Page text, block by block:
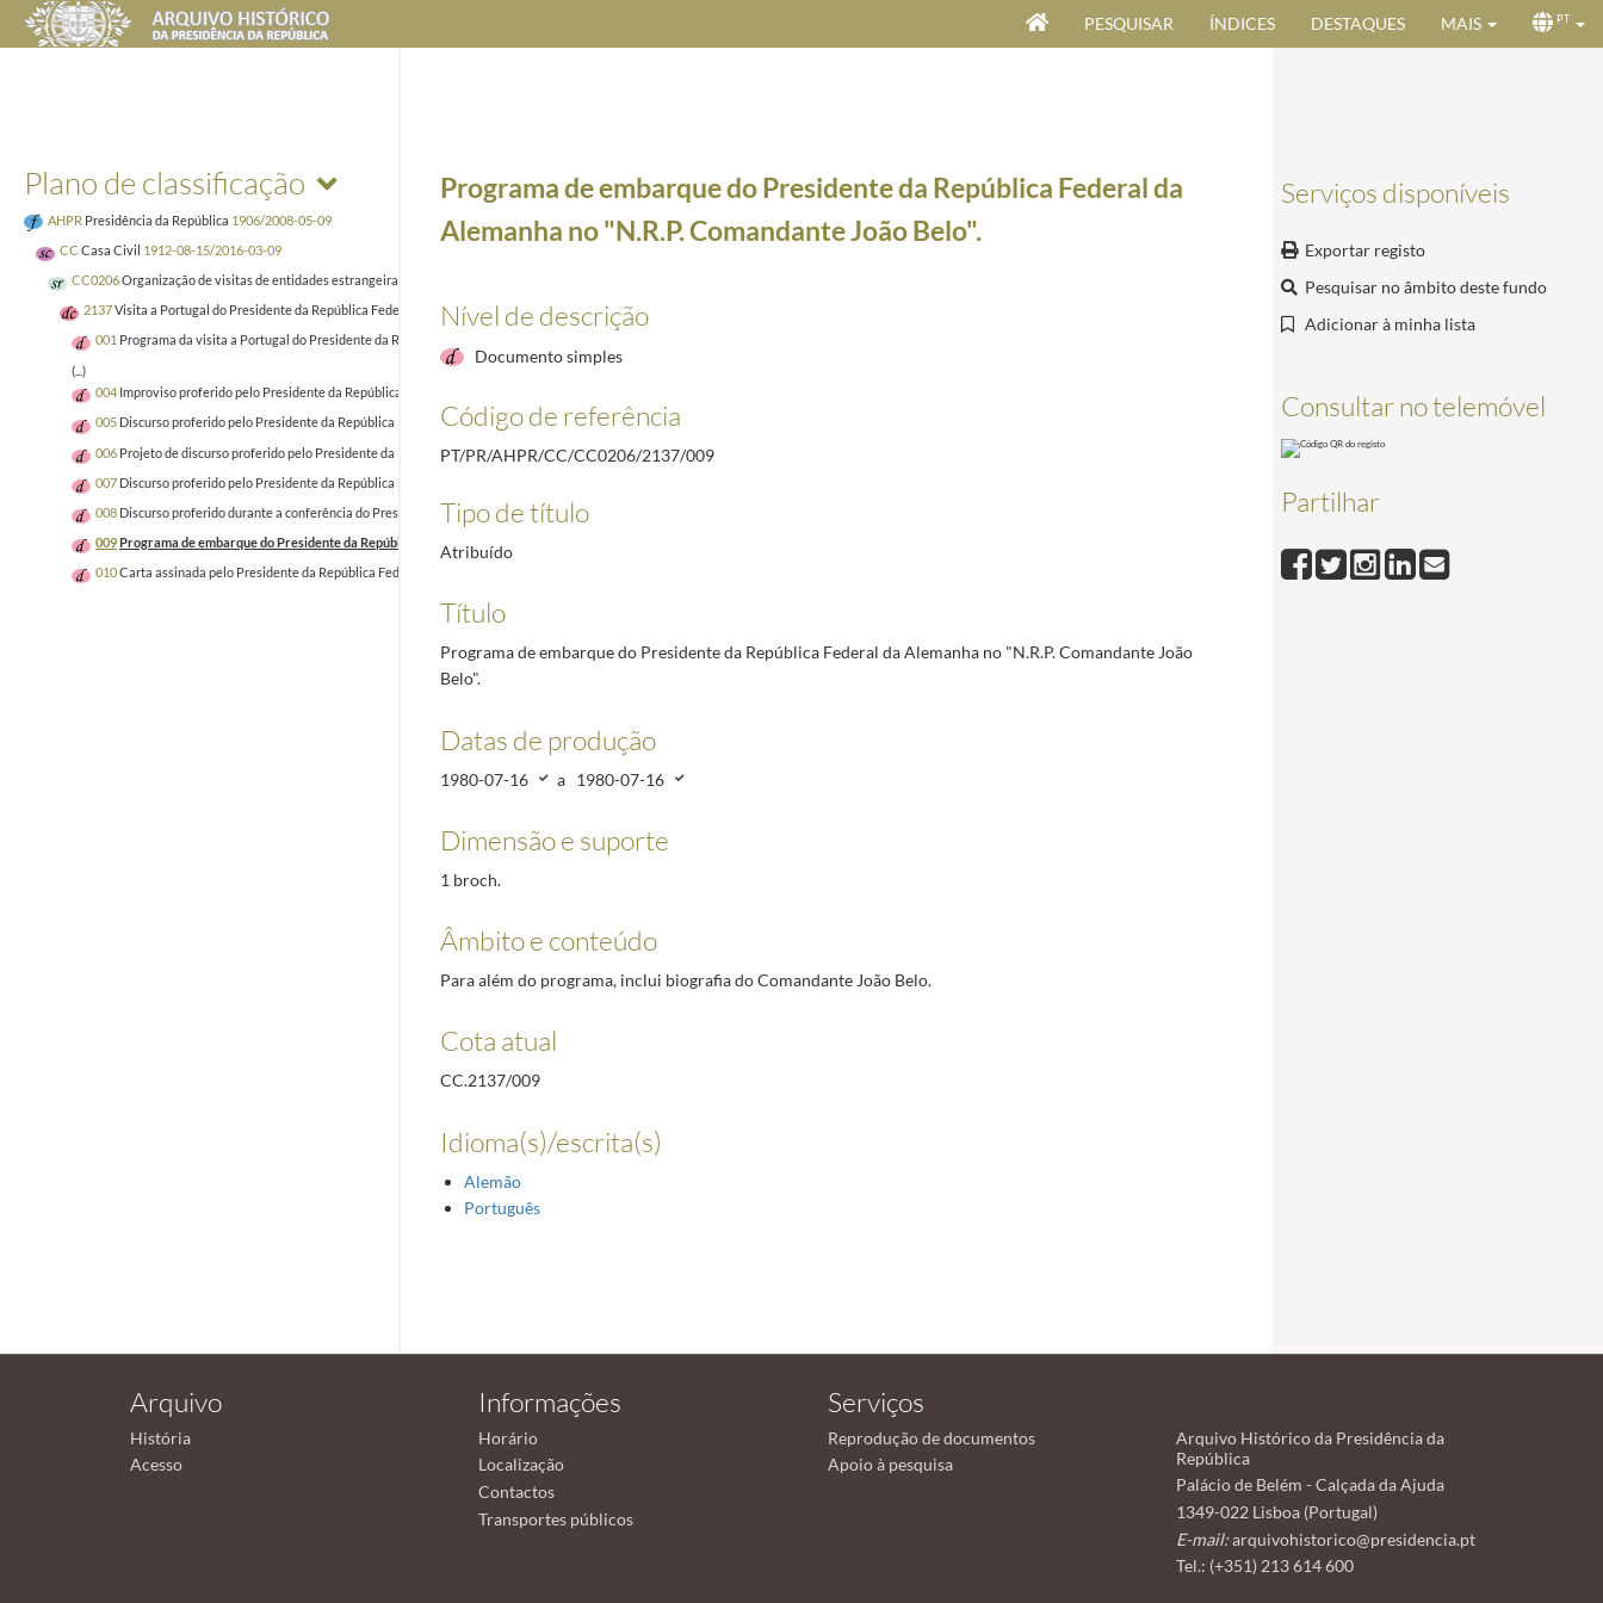
PESQUISAR ÍNDICES DESTAQUES MAIS PT
Plano de classificação
AHPR Presidência da República 1906/2008-05-09
CC Casa Civil 1912-08-15/2016-03-09
CC0206Organização de visitas de entidades estrangeiras
2137Visita a Portugal do Presidente da República Federal da Alemanha Karl Carstens e Senhora, entre 14 e 17 de julho de 1980
001 Programa da visita a Portugal do Presidente da República Federal da Alemanha Karl Carstens e Senhora.
(...)
004 Improviso proferido pelo Presidente da República Federal da Alemanha, Karl Carstens, por ocasião dos brindes durante o jantar oferecido ao Presidente da República de Portugal Ramalho Eanes, no Palácio de Queluz,em 15 de julho de 1980.
005 Discurso proferido pelo Presidente da República Ramalho Eanes, em honra do Presidente da República Federal da Alemanha Karl Carstens, por ocasião do jantar no Palácio da Ajuda, em 14 de julho de 1980.
006 Projeto de discurso proferido pelo Presidente da República, Ramalho Eanes, no banquete em honra do Presidente da República Federal da Alemanha, Karl Carstens, por ocasião da sua visita a Portugal.
1980-07-07/1980-07-07
007 Discurso proferido pelo Presidente da República Federal da Alemanha, Karl Carstens, por ocasião do banquete oferecido pelo Presidente da República de Portugal Ramalho Eanes, no Palácio da Ajuda, em 14 de julho de 1980.
008 Discurso proferido durante a conferência do Presidente da República da Alemanha, Karl Carstens, por ocasião da concessão do título de "Doutor Honoris Causa" pela Universidade de Coimbra.
1980-07-17/1980-07-17
009Programa de embarque do Presidente da República Federal da Alemanha no "N.R.P. Comandante João Belo".
010Carta assinada pelo Presidente da República Federal da Alemanha, Karl Carstens, e dirigida ao Presidente da República, Ramalho Eanes, agradecendo a forma como foi recebido durante a sua visita a Portugal. 1980-07-25/1980-07-25
Serviços disponíveis
Exportar registo
Pesquisar no âmbito deste fundo
Adicionar à minha lista
Consultar no telemóvel
Partilhar
Programa de embarque do Presidente da República Federal da
Alemanha no "N.R.P. Comandante João Belo".
Nível de descrição
Documento simples
Código de referência
PT/PR/AHPR/CC/CC0206/2137/009
Tipo de título
Atribuído
Título
Programa de embarque do Presidente da República Federal da Alemanha no "N.R.P. Comandante João
Belo".
Datas de produção
1980-07-16 a 1980-07-16
Dimensão e suporte
1 broch.
Âmbito e conteúdo
Para além do programa, inclui biografia do Comandante João Belo.
Cota atual
CC.2137/009
Idioma(s)/escrita(s)
Alemão
Português
Arquivo
História
Acesso
Informações
Horário
Localização
Contactos
Transportes públicos
Serviços
Reprodução de documentos
Apoio à pesquisa
Arquivo Histórico da Presidência da
República
Palácio de Belém - Calçada da Ajuda
1349-022 Lisboa (Portugal)
E-mail:arquivohistorico@presidencia.pt
Tel.: (+351) 213 614 600